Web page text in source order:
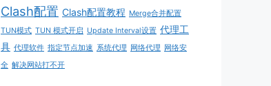
Clash配置 Clash配置教程 Merge合并配置
TUN模式 TUN 模式开启 Update Interval设置 代理工
具 代理软件 指定节点加速 系统代理 网络代理 网络安
全 解决网站打不开